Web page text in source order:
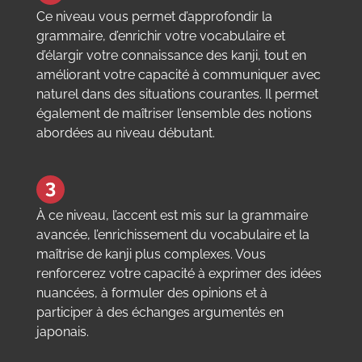
Ce niveau vous permet d’approfondir la
grammaire, d’enrichir votre vocabulaire et
d’élargir votre connaissance des kanji, tout en
améliorant votre capacité à communiquer avec
naturel dans des situations courantes. Il permet
également de maîtriser l’ensemble des notions
abordées au niveau débutant.
À ce niveau, l’accent est mis sur la grammaire
avancée, l’enrichissement du vocabulaire et la
maîtrise de kanji plus complexes. Vous
renforcerez votre capacité à exprimer des idées
nuancées, à formuler des opinions et à
participer à des échanges argumentés en
japonais.